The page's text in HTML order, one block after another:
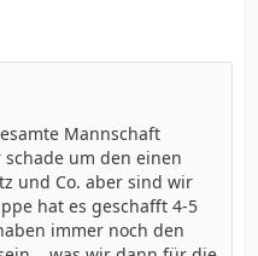
Mannschaft
um den einen
und Co. aber sind wir
hat es geschafft 4-5
immer noch den